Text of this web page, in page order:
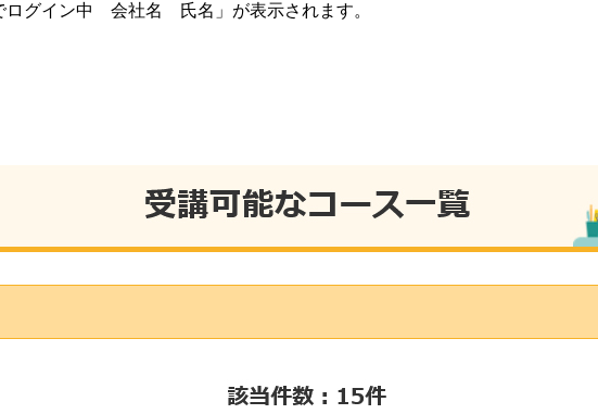
ログイン中 会社名 氏名」が表示されます。